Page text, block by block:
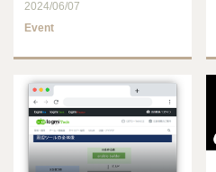
･･･
2024/06/07
Event